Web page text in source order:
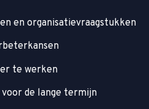
en organisatievraagstukken
te werken
de lange termijn